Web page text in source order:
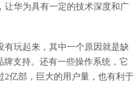
让华为具有一定的技术深度和广
有玩起来，其中一个原因就是缺
牌支持。还有一些操作系统，它
2亿部，巨大的用户量，也有利于